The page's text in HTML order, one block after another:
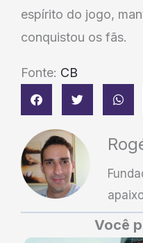
espírito do jogo,
conquistou os fãs.
Fonte: CB
Você